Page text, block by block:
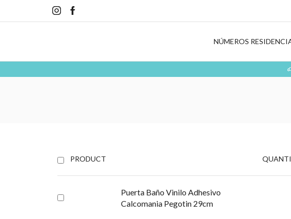
NÚMEROS
PRODUCT
Puerta Baño Vinilo Adhesivo
Calcomania Pegotin 29cm